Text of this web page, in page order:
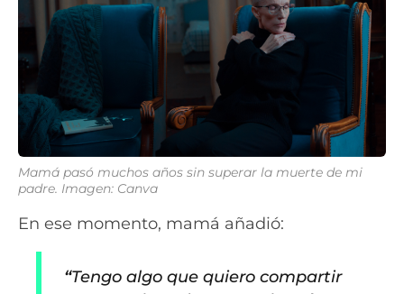
Mamá pasó muchos años sin superar la muerte de mi
padre. Imagen: Canva
En ese momento, mamá añadió:
“Tengo algo que quiero compartir